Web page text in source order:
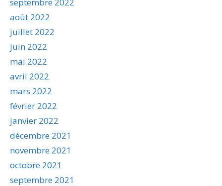
août 2022
juillet 2022
juin 2022
mai 2022
avril 2022
mars 2022
février 2022
janvier 2022
décembre 2021
novembre 2021
octobre 2021
septembre 2021